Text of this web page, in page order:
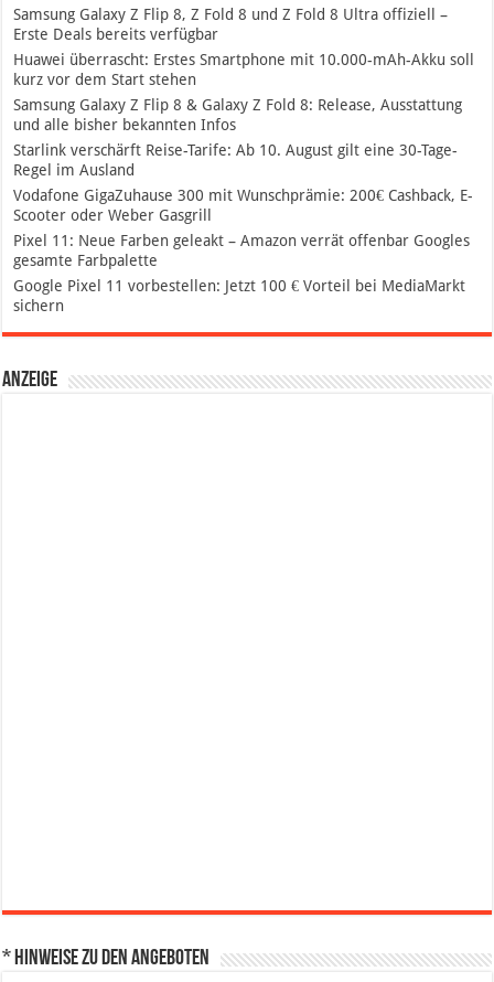
Samsung Galaxy Z Flip 8, Z Fold 8 und Z Fold 8 Ultra offiziell –
Erste Deals bereits verfügbar
Huawei überrascht: Erstes Smartphone mit 10.000-mAh-Akku soll
kurz vor dem Start stehen
Samsung Galaxy Z Flip 8 & Galaxy Z Fold 8: Release, Ausstattung
und alle bisher bekannten Infos
Starlink verschärft Reise-Tarife: Ab 10. August gilt eine 30-Tage-
Regel im Ausland
Vodafone GigaZuhause 300 mit Wunschprämie: 200€ Cashback, E-
Scooter oder Weber Gasgrill
Pixel 11: Neue Farben geleakt – Amazon verrät offenbar Googles
gesamte Farbpalette
Google Pixel 11 vorbestellen: Jetzt 100 € Vorteil bei MediaMarkt
sichern
Anzeige
* Hinweise zu den Angeboten